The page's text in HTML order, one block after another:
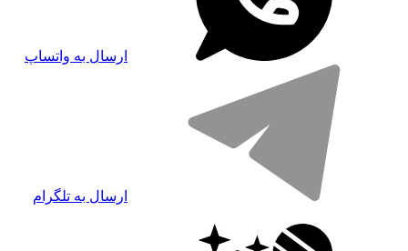
ارسال به واتساپ
ارسال به تلگرام